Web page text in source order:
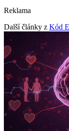
Reklama
Další články z Kód